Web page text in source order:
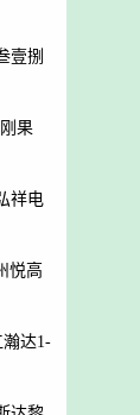
壹捌
果
祥电
悦高
瀚达1-